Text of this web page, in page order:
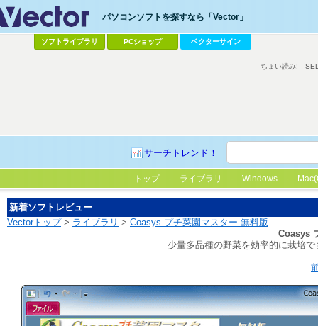
パソコンソフトを探すなら「Vector」
ソフトライブラリ PCショップ ベクターサイン
サーチトレンド！
ちょい読み!
トップ ライブラリ Windows
新着ソフトレビュー
Vectorトップ> ライブラリ > Coasys プチ菜園マスター 無料版
Coasys
少量多品種の野菜を効率的に栽培